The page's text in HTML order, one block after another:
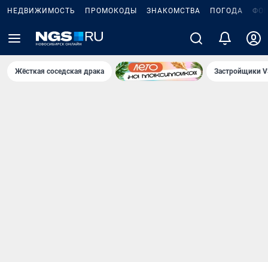
НЕДВИЖИМОСТЬ ПРОМОКОДЫ ЗНАКОМСТВА ПОГОДА
Жёсткая соседская драка Застройщики